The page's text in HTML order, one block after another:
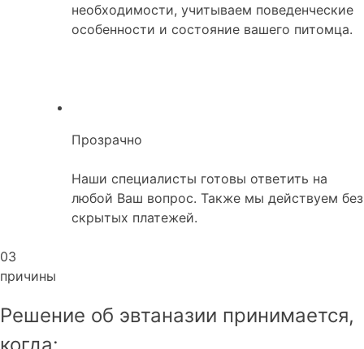
необходимости, учитываем поведенческие
особенности и состояние вашего питомца.
Прозрачно
Наши специалисты готовы ответить на
любой Ваш вопрос. Также мы действуем без
скрытых платежей.
03
причины
Решение об эвтаназии принимается,